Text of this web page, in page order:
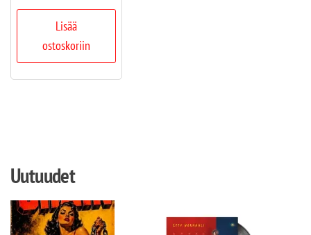
Lisää
ostoskoriin
Uutuudet